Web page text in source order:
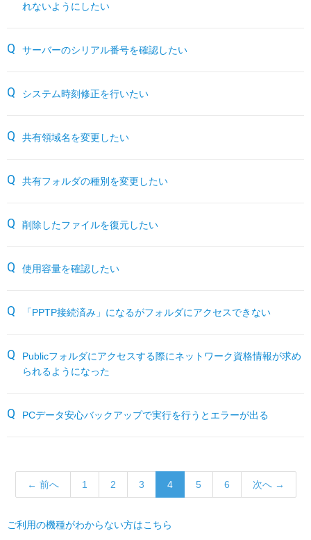
月額サービス
販売終了製品
れないようにしたい
サーバーのシリアル番号を確認したい
システム時刻修正を行いたい
共有領域名を変更したい
共有フォルダの種別を変更したい
削除したファイルを復元したい
使用容量を確認したい
「PPTP接続済み」になるがフォルダにアクセスできない
Publicフォルダにアクセスする際にネットワーク資格情報が求め
られるようになった
PCデータ安心バックアップで実行を行うとエラーが出る
← 前へ 1 2 3 4 5 6 次へ →
ご利用の機種がわからない方はこちら